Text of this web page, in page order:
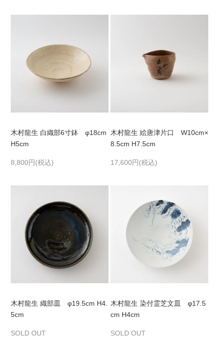
木村龍生 白織部6寸鉢 φ18cm
H5cm
8,800円(税込)
木村龍生 絵唐津片口 W10cm×
8.5cm H7.5cm
17,600円(税込)
木村龍生 織部皿 φ19.5cm H4.
5cm
SOLD OUT
木村龍生 染付霊芝文皿 φ17.5
cm H4cm
SOLD OUT